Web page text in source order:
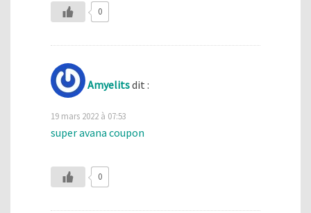
0
Amyelitsdit :
19 mars 2022 à 07:53
super avana coupon
0